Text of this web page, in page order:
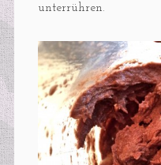
unterrühren.